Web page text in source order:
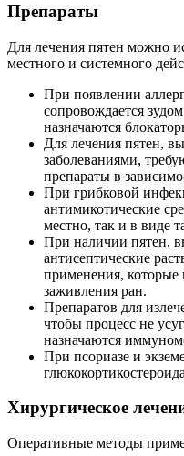
Препараты
Для лечения пятен можно
местного и системного
При появлении
сопровождается
назначаются
Для лечения пятен,
заболеваниями,
препараты в
При грибковой
антимикотические
местно, так и в виде
При наличии пятен,
антисептические
применения, которые
заживления ран.
Препаратов для
чтобы процесс не
назначаются
При псориазе и
Хирургическое
Оперативные методы